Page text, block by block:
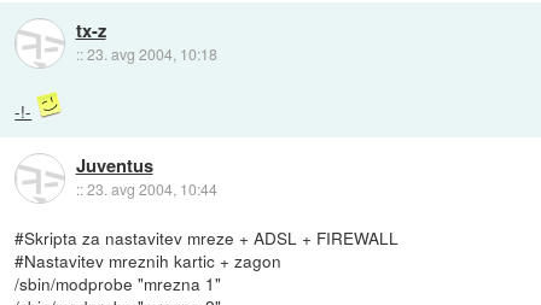
tx-z
::23. avg 2004, 10:18
-!-
Juventus
::23. avg 2004, 10:44
#Skripta za nastavitev mreze + ADSL + FIREWALL
#Nastavitev mreznih kartic + zagon
/sbin/modprobe "mrezna 1"